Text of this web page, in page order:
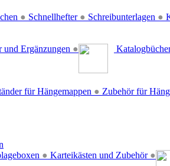
● Schnellhefter ● Schreibunterlagen ●
und Ergänzungen ●
für Hängemappen ● Zubehör für
● Karteikästen und Zubehör ●